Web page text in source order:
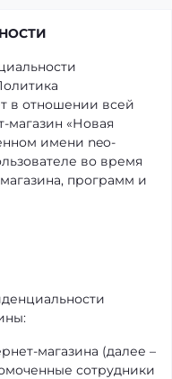
в отношении всей
«Новая
имени neo-
во время
программ и
магазина (далее –
сотрудники